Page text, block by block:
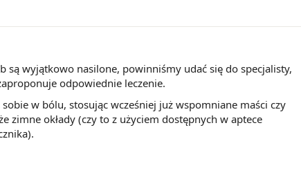
są wyjątkowo nasilone, powinniśmy udać się do specjalisty,
odpowiednie leczenie.
w bólu, stosując wcześniej już wspomniane maści czy
okłady (czy to z użyciem dostępnych w aptece